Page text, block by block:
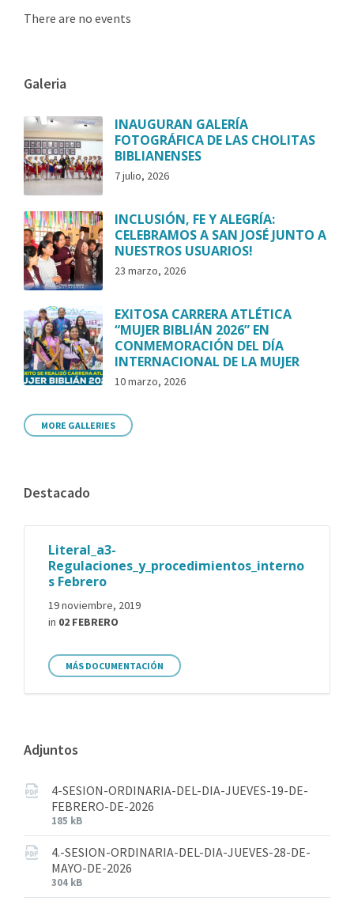
There are no events
Galeria
INAUGURAN GALERÍA
FOTOGRÁFICA DE LAS CHOLITAS
BIBLIANENSES
7 julio, 2026
INCLUSIÓN, FE Y ALEGRÍA:
CELEBRAMOS A SAN JOSÉ JUNTO A
NUESTROS USUARIOS!
23 marzo, 2026
EXITOSA CARRERA ATLÉTICA
“MUJER BIBLIÁN 2026” EN
CONMEMORACIÓN DEL DÍA
INTERNACIONAL DE LA MUJER
10 marzo, 2026
MORE GALLERIES
Destacado
Literal_a3-
Regulaciones_y_procedimientos_interno
s Febrero
19 noviembre, 2019
in 02 FEBRERO
MÁS DOCUMENTACIÓN
Adjuntos
4-SESION-ORDINARIA-DEL-DIA-JUEVES-19-DE-
FEBRERO-DE-2026
185 kB
4.-SESION-ORDINARIA-DEL-DIA-JUEVES-28-DE-
MAYO-DE-2026
304 kB